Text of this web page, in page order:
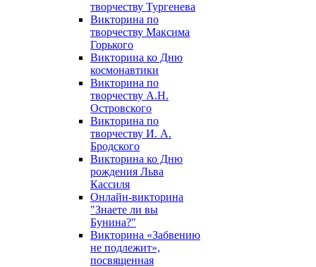
творчеству Тургенева
Викторина по
творчеству Максима
Горького
Викторина ко Дню
космонавтики
Викторина по
творчеству А.Н.
Островского
Викторина по
творчеству И. А.
Бродского
Викторина ко Дню
рождения Льва
Кассиля
Онлайн-викторина
"Знаете ли вы
Бунина?"
Викторина «Забвению
не подлежит»,
посвященная